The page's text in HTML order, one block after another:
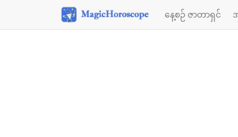
နေ့စဉ် ဇာတာရှင်